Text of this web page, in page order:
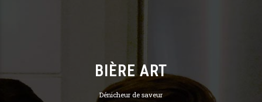
BIÈRE ART
Dénicheur de saveur